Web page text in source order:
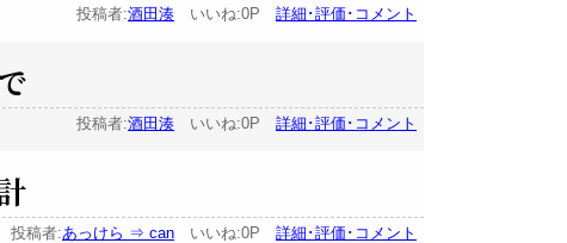
投稿者:酒田湊 いいね:0P 詳細･評価･コメント
投稿者:酒田湊 いいね:0P 詳細･評価･コメント
投稿者:あっけら ⇒ can いいね:0P 詳細･評価･コメント